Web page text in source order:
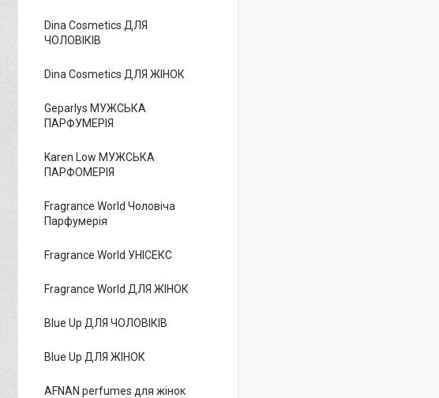
Dina Cosmetics ДЛЯ
ЧОЛОВІКІВ
Dina Cosmetics ДЛЯ ЖІНОК
Geparlys МУЖСЬКА
ПАРФУМЕРІЯ
Karen Low МУЖСЬКА
ПАРФОМЕРІЯ
Fragrance World Чоловіча
Парфумерія
Fragrance World УНІСЕКС
Fragrance World ДЛЯ ЖІНОК
Blue Up ДЛЯ ЧОЛОВІКІВ
Blue Up ДЛЯ ЖІНОК
AFNAN perfumes для жінок